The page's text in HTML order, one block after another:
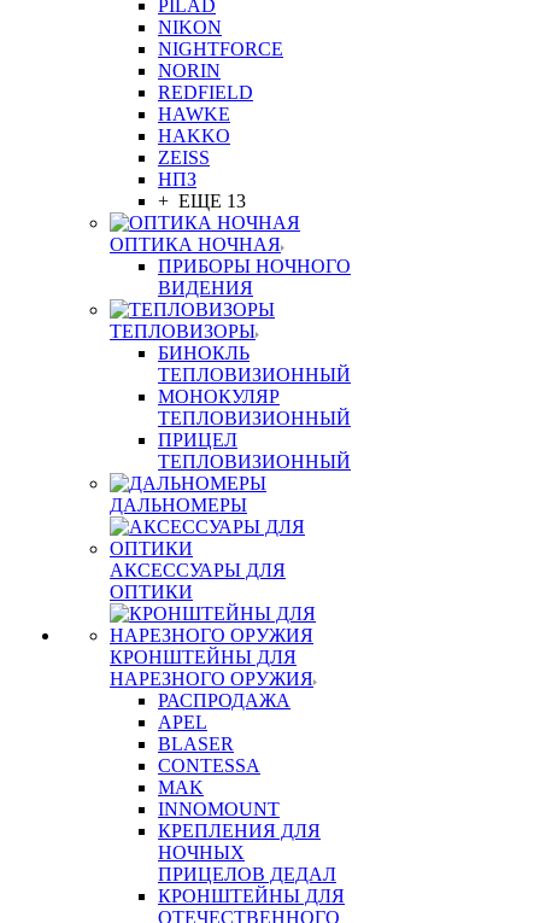
PILAD
NIKON
NIGHTFORCE
NORIN
REDFIELD
HAWKE
HAKKO
ZEISS
НПЗ
+ ЕЩЕ 13
ОПТИКА НОЧНАЯ
ПРИБОРЫ НОЧНОГО
ВИДЕНИЯ
ТЕПЛОВИЗОРЫ
БИНОКЛЬ
ТЕПЛОВИЗИОННЫЙ
МОНОКУЛЯР
ТЕПЛОВИЗИОННЫЙ
ПРИЦЕЛ
ТЕПЛОВИЗИОННЫЙ
ДАЛЬНОМЕРЫ
АКСЕССУАРЫ ДЛЯ
ОПТИКИ
КРОНШТЕЙНЫ ДЛЯ
НАРЕЗНОГО ОРУЖИЯ
РАСПРОДАЖА
APEL
BLASER
CONTESSA
MAK
INNOMOUNT
КРЕПЛЕНИЯ ДЛЯ
НОЧНЫХ
ПРИЦЕЛОВ ДЕДАЛ
КРОНШТЕЙНЫ ДЛЯ
ОТЕЧЕСТВЕННОГО